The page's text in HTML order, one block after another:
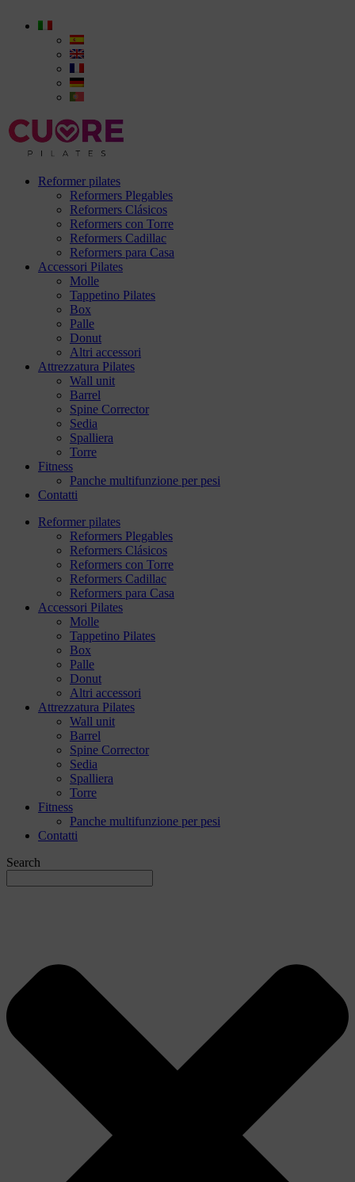
Reformer pilates
Reformers Plegables
Reformers Clásicos
Reformers con Torre
Reformers Cadillac
Reformers para Casa
Accessori Pilates
Molle
Tappetino Pilates
Box
Palle
Donut
Altri accessori
Attrezzatura Pilates
Wall unit
Barrel
Spine Corrector
Sedia
Spalliera
Torre
Fitness
Panche multifunzione per pesi
Contatti
Reformer pilates
Reformers Plegables
Reformers Clásicos
Reformers con Torre
Reformers Cadillac
Reformers para Casa
Accessori Pilates
Molle
Tappetino Pilates
Box
Palle
Donut
Altri accessori
Attrezzatura Pilates
Wall unit
Barrel
Spine Corrector
Sedia
Spalliera
Torre
Fitness
Panche multifunzione per pesi
Contatti
Search